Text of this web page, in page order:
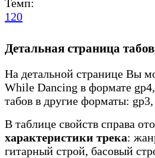
Темп:
120
Детальная страница
На детальной странице Вы
While Dancing в формате
табов в другие форматы:
В таблице свойств справа
характеристики трека:
гитарный строй, басовый